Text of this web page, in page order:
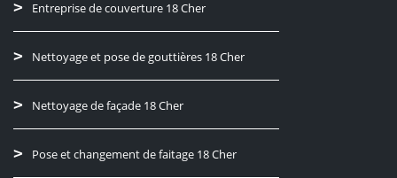
Entreprise de couverture 18 Cher
Nettoyage et pose de gouttières 18 Cher
Nettoyage de façade 18 Cher
Pose et changement de faitage 18 Cher